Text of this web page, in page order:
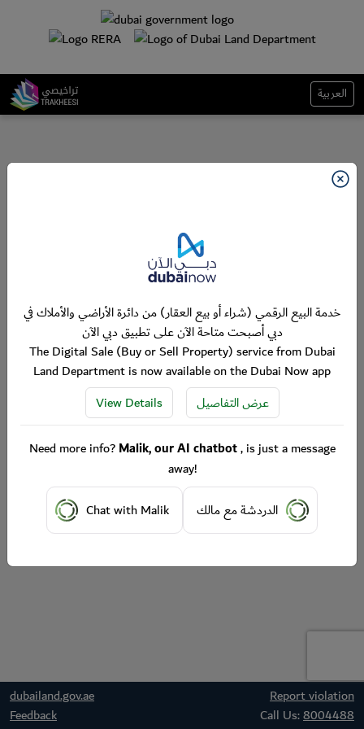
العربية
dubailand.gov.ae
Report violation
Feedback
Call Us:8004488
خدمة البيع الرقمي (شراء أو بيع العقار) من دائرة الأراضي والأملاك في
دبي أصبحت متاحة الآن على تطبيق دبي الآن
The Digital Sale (Buy or Sell Property) service from Dubai
Land Department is now available on the Dubai Now app
View Details
عرض التفاصيل
Need more info?Malik, our AI chatbot, is just a message
away!
Chat with Malik
الدردشة مع مالك